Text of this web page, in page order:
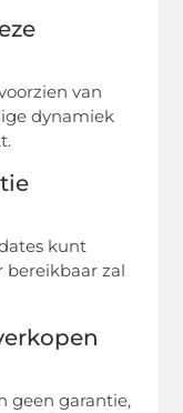
van
dynamiek
kunt
bereikbaar zal
geen garantie,